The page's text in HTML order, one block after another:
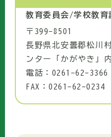
教育委員会/学校教
〒399-8501
長野県北安曇郡松川
ンター「かがやき」内
電話：0261-62-3366
FAX：0261-62-0234